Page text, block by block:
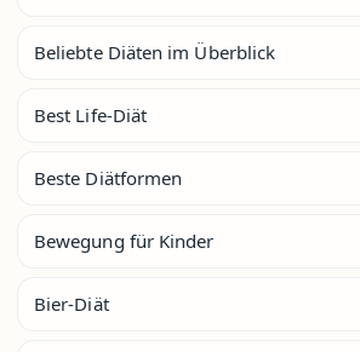
Beliebte Diäten im Überblick
Best Life-Diät
Beste Diätformen
Bewegung für Kinder
Bier-Diät